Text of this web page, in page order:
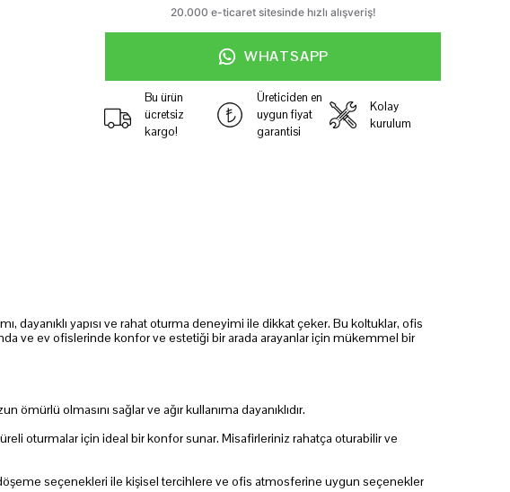
WHATSAPP
Bu ürün
ücretsiz
kargo!
Üreticiden en
uygun fiyat
garantisi
Kolay
kurulum
dayanıklı yapısı ve rahat oturma deneyimi ile dikkat çeker. Bu koltuklar, ofis
ve ev ofislerinde konfor ve estetiği bir arada arayanlar için mükemmel bir
olmasını sağlar ve ağır kullanıma dayanıklıdır.
oturmalar için ideal bir konfor sunar. Misafirleriniz rahatça oturabilir ve
döşeme seçenekleri ile kişisel tercihlere ve ofis atmosferine uygun seçenekler